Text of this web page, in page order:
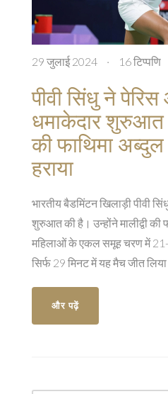
29 जुलाई 2024 · 16 टिप्पणि
पीवी सिंधु ने
धमाकेदार शुरुआत
की फाथिमा
हराया
भारतीय बैडमिंटन खिलाड़ी पीवी
शुरुआत की है। उन्होंने मालीद्वी की
महिलाओं के एकल समूह चरण में
सिर्फ 29 मिनट में यह मैच जीत
और पढ़ें